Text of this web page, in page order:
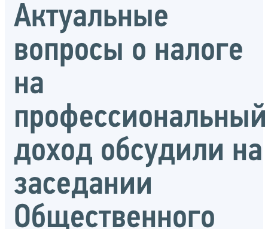
Актуальные
вопросы о налоге
на
профессиональный
доход обсудили на
заседании
Общественного